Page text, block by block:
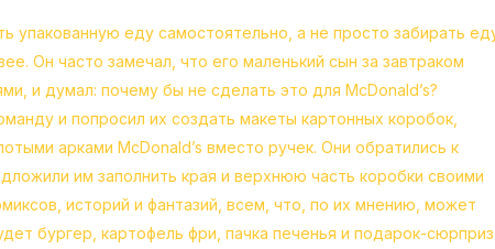
упакованную еду самостоятельно, а не просто забирать
Он часто замечал, что его маленький сын за завтраком
и думал: почему бы не сделать это для McDonald’s?
и попросил их создать макеты картонных коробок,
арками McDonald’s вместо ручек. Они обратились к
им заполнить края и верхнюю часть коробки своими
историй и фантазий, всем, что, по их мнению, может
бургер, картофель фри, пачка печенья и подарок-сюрприз,